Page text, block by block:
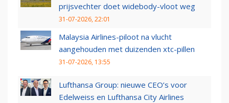
prijsvechter doet widebody-vloot weg
31-07-2026, 22:01
Malaysia Airlines-piloot na vlucht
aangehouden met duizenden xtc-pillen
31-07-2026, 13:55
Lufthansa Group: nieuwe CEO’s voor
Edelweiss en Lufthansa City Airlines